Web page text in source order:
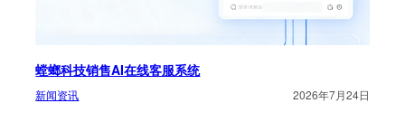
螳螂科技销售AI在线客服系统
新闻资讯 2026年7月24日